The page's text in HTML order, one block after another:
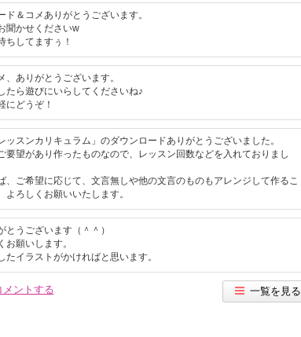
ド＆コメありがとうございます。
聞かせくださいw
ちしてますぅ！
、ありがとうございます。
たら遊びにいらしてくださいね♪
にどうぞ！
ッスンカリキュラム」のダウンロードありがとうございました。
要望があり作ったものなので、レッスン回数などを入れておりまし
、ご希望に応じて、文言無しや他の文言のものもアレンジして作るこ
よろしくお願いいたします。
とうございます（＾＾）
お願いします。
たイラストがかければと思います。
メントする 一覧を見る